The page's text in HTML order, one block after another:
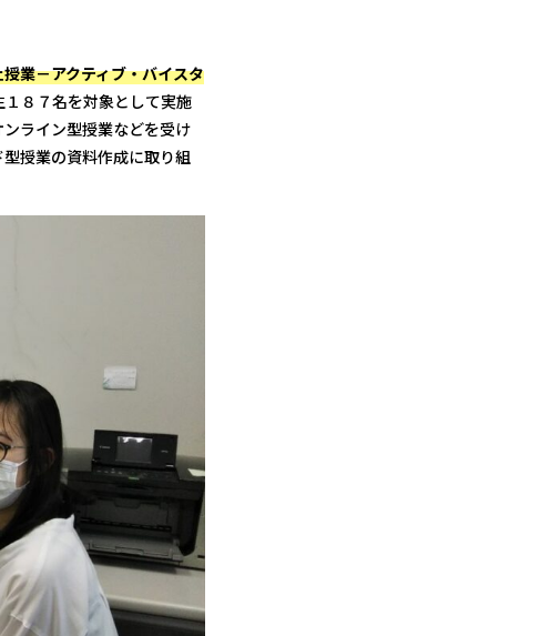
業－アクティブ・バイスタ
８７名を対象として実施
ライン型授業などを受け
授業の資料作成に取り組